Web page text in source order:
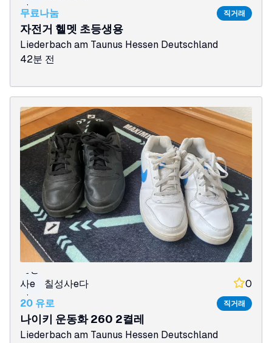
다
무료나눔
직거래
자전거 헬멧 초등생용
Liederbach am Taunus Hessen Deutschland
42분 전
칠성
사e
다
칠성사e다
0
20 유로
직거래
나이키 운동화 260 2켤레
Liederbach am Taunus Hessen Deutschland